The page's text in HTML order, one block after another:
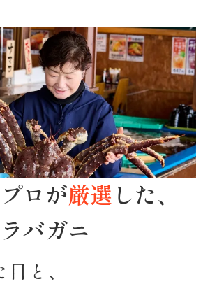
ロが厳選 した、
バガニ
と、